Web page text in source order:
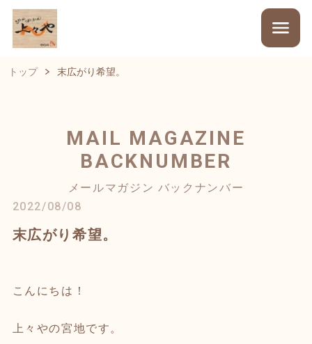
トップ 末広がり希望。
MAIL MAGAZINE
BACKNUMBER
メールマガジン バックナンバー
2022/08/08
末広がり希望。
こんにちは！
上々やの宮地です。